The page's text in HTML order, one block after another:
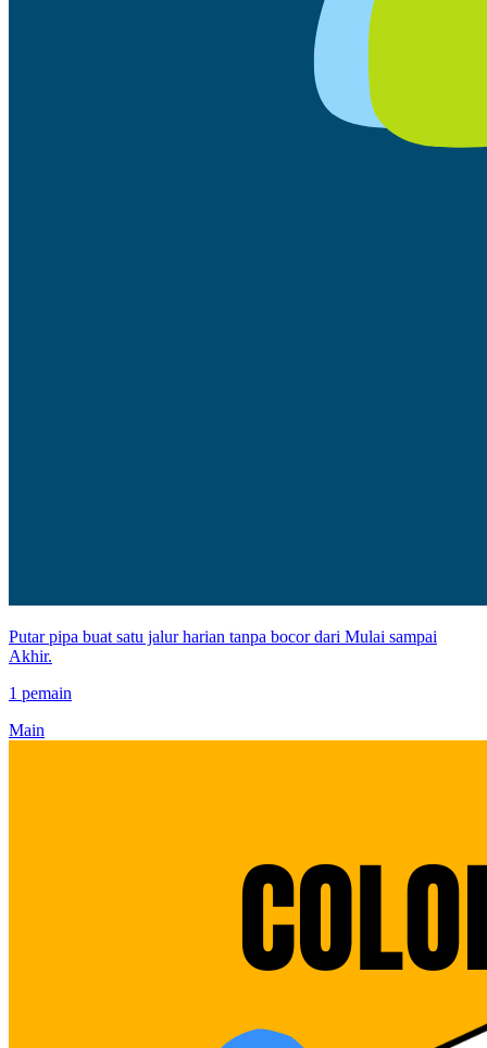
Putar pipa buat satu jalur harian tanpa bocor dari Mulai sampai
Akhir.
1 pemain
Main